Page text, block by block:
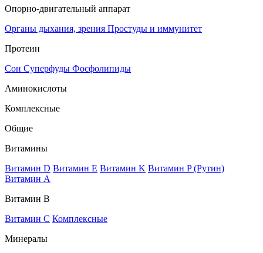
Опорно-двигательный аппарат
Органы дыхания, зрения Простуды и иммунитет
Протеин
Сон Суперфуды Фосфолипиды
Аминокислоты
Комплексные
Общие
Витамины
Витамин D Витамин E Витамин K Витамин P (Рутин)
Витамин А
Витамин В
Витамин C Комплексные
Минералы